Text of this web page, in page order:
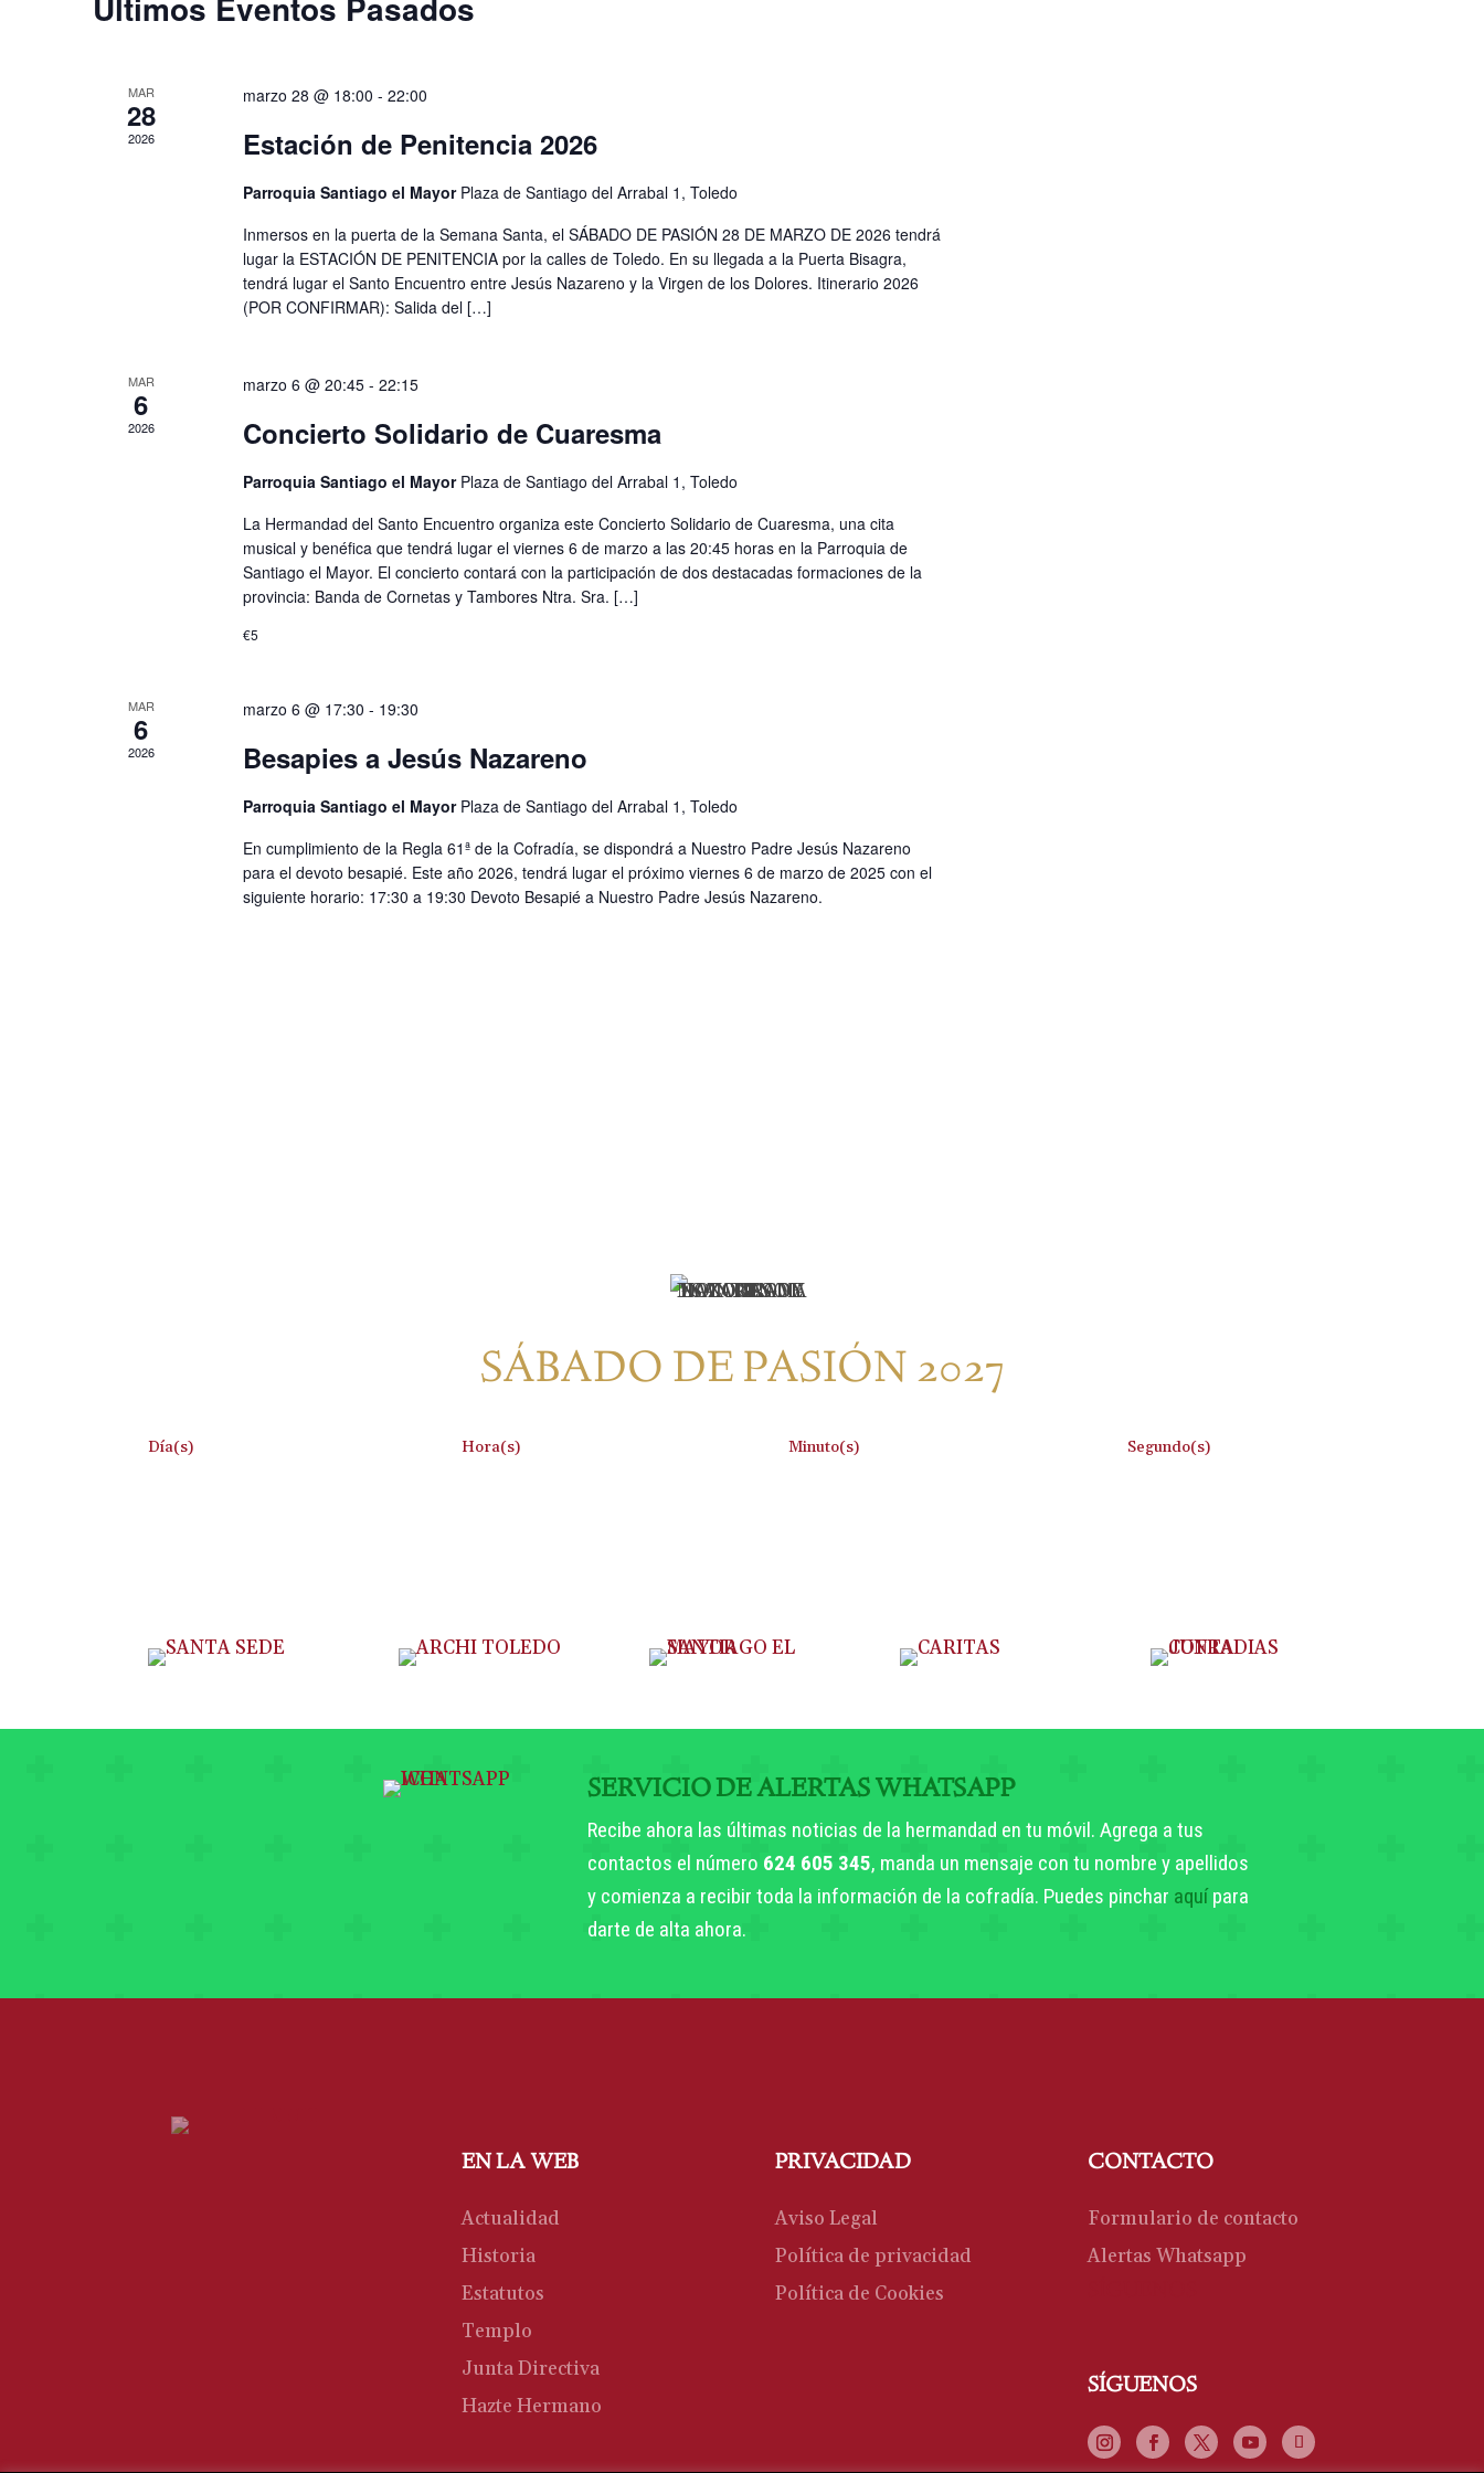
MAR
28
2026
marzo 28 @ 18:00 - 22:00
Estación de Penitencia 2026
Parroquia Santiago el Mayor Plaza de Santiago del Arrabal 1, Toledo
Inmersos en la puerta de la Semana Santa, el SÁBADO DE PASIÓN 28 DE MARZO DE 2026 tendrá
lugar la ESTACIÓN DE PENITENCIA por la calles de Toledo. En su llegada a la Puerta Bisagra,
tendrá lugar el Santo Encuentro entre Jesús Nazareno y la Virgen de los Dolores. Itinerario 2026
(POR CONFIRMAR): Salida del […]
MAR
6
2026
marzo 6 @ 20:45- 22:15
Concierto Solidario de Cuaresma
Parroquia Santiago el Mayor Plaza de Santiago del Arrabal 1, Toledo
La Hermandad del Santo Encuentro organiza este Concierto Solidario de Cuaresma, una cita
musical y benéfica que tendrá lugar el viernes 6 de marzo a las 20:45 horas en la Parroquia de
Santiago el Mayor. El concierto contará con la participación de dos destacadas formaciones de la
provincia: Banda de Cornetas y Tambores Ntra. Sra. […]
€5
MAR
6
2026
marzo 6 @ 17:30 - 19:30
Besapies a Jesús Nazareno
Parroquia Santiago el Mayor Plaza de Santiago del Arrabal 1, Toledo
En cumplimiento de la Regla 61ª de la Cofradía, se dispondrá a Nuestro Padre Jesús Nazareno
para el devoto besapié. Este año 2026, tendrá lugar el próximo viernes 6 de marzo de 2025 con el
siguiente horario: 17:30 a 19:30 Devoto Besapié a Nuestro Padre Jesús Nazareno.
SÁBADO DE PASIÓN 2027
Día(s) Hora(s) Minuto(s) Segundo(s)
SERVICIO DE ALERTAS WHATSAPP
Recibe ahora las últimas noticias de la hermandad en tu móvil. Agrega a tus
contactos el número 624 605 345, manda un mensaje con tu nombre y apellidos
y comienza a recibir toda la información de la cofradía. Puedes pinchar aquípara
darte de alta ahora.
EN LA WEB
Actualidad
Historia
Estatutos
Templo
Junta Directiva
Hazte Hermano
PRIVACIDAD
Aviso Legal
Política de privacidad
Política de Cookies
CONTACTO
Formulario de contacto
Alertas Whatsapp
SÍGUENOS